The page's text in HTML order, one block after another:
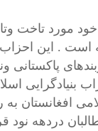
خود مورد تاخت
. این احزاب
پاکستانی
بنیادگرایی
افغانستان
دردهه نود